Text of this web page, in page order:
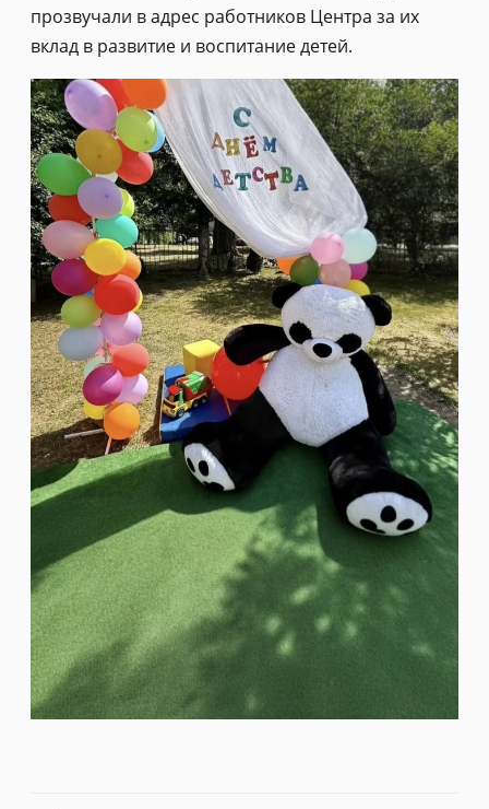
прозвучали в адрес работников Центра за их
вклад в развитие и воспитание детей.